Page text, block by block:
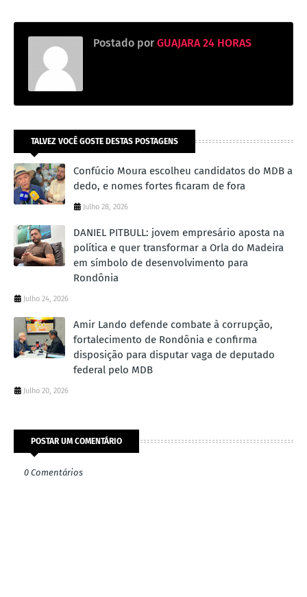
Postado por GUAJARA 24 HORAS
TALVEZ VOCÊ GOSTE DESTAS POSTAGENS
Confúcio Moura escolheu candidatos do MDB a
dedo, e nomes fortes ficaram de fora
Julho 28, 2026
DANIEL PITBULL: jovem empresário aposta na
política e quer transformar a Orla do Madeira
em símbolo de desenvolvimento para
Rondônia
Julho 24, 2026
Amir Lando defende combate à corrupção,
fortalecimento de Rondônia e confirma
disposição para disputar vaga de deputado
federal pelo MDB
Julho 20, 2026
POSTAR UM COMENTÁRIO
0 Comentários